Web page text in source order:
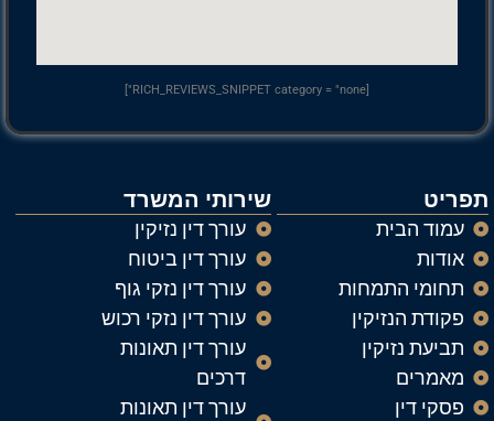
[RICH_REVIEWS_SNIPPET category = "none"]
תפריט
עמוד הבית
אודות
תחומי התמחות
פקודת הנזיקין
תביעת נזיקין
מאמרים
פסקי דין
שירותי המשרד
עורך דין נזיקין
עורך דין ביטוח
עורך דין נזקי גוף
עורך דין נזקי רכוש
עורך דין תאונות
דרכים
עורך דין תאונות